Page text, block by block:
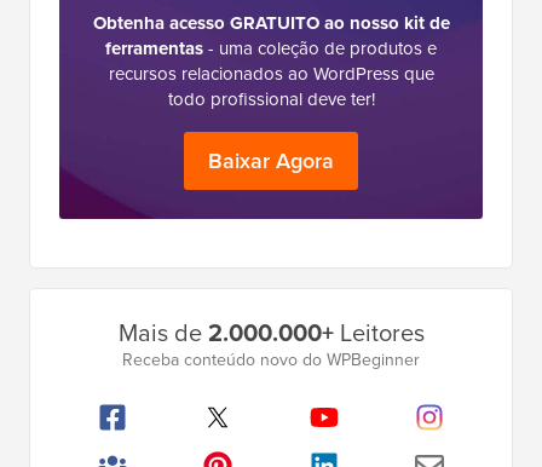
Obtenha acesso GRATUITO ao nosso kit de
ferramentas- uma coleção de produtos e
recursos relacionados ao WordPress que
todo profissional deve ter!
Baixar Agora
Mais de2.000.000+Leitores
Receba conteúdo novo do WPBeginner